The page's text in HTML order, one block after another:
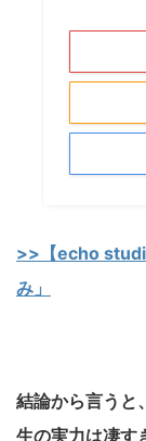
>>【echo
み」
結論から言うと、
生の実力は凄す